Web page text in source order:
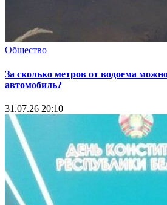
Общество
За сколько метров от водоема
автомобиль?
31.07.26 20:10